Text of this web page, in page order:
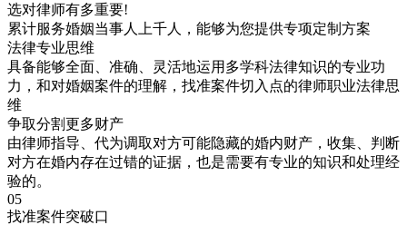
选对律师有多重要!
累计服务婚姻当事人上千人，能够为您提供专项定制方案
法律专业思维
具备能够全面、准确、灵活地运用多学科法律知识的专业功
力，和对婚姻案件的理解，找准案件切入点的律师职业法律思
维
争取分割更多财产
由律师指导、代为调取对方可能隐藏的婚内财产，收集、判断
对方在婚内存在过错的证据，也是需要有专业的知识和处理经
验的。
05
找准案件突破口